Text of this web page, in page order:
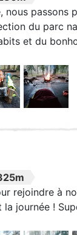
nous passons
du parc
et du
rejoindre à
la journée !